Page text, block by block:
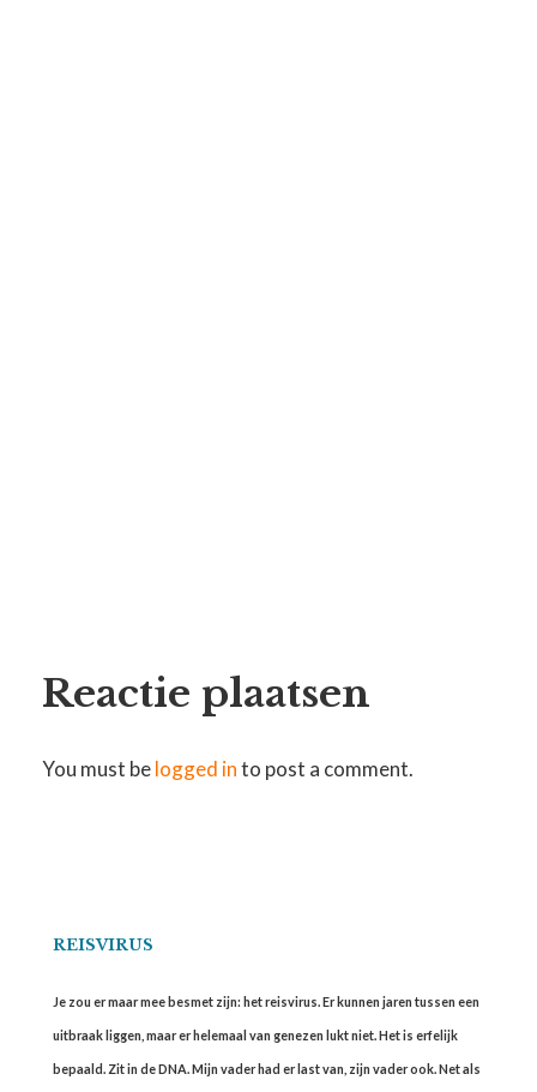
Reactie plaatsen
You must belogged into post a comment.
REISVIRUS
Je zou er maar mee besmet zijn: het reisvirus. Er kunnen jaren tussen een
uitbraak liggen, maar er helemaal van genezen lukt niet. Het is erfelijk
bepaald. Zit in de DNA. Mijn vader had er last van, zijn vader ook. Net als